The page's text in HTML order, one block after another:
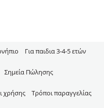
Για παιδια 3-4-5 ετών
Σημεία Πώλησης
χρήσης Τρόποι παραγγελίας